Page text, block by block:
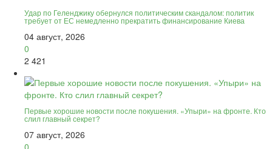
Удар по Геленджику обернулся политическим скандалом: политик
требует от ЕС немедленно прекратить финансирование Киева
04 август, 2026
0
2 421
Первые хорошие новости после покушения. «Упыри» на фронте. Кто
слил главный секрет?
07 август, 2026
0